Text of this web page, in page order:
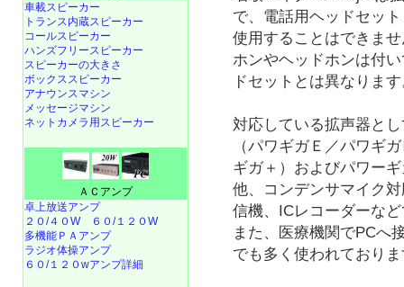
で、電話用ヘッドセッ
使用することはできま
ホンやヘッドホンは付
ドセットとは異なりま
対応している拡声器と
（パワギガＥ／パワギ
ギガ＋）およびパワー
他、コンデンサマイク
信機、ICレコーダーな
また、医療機関でPCへ
でも多く使われており
車載スピーカー
トランス内蔵スピーカー
コールスピーカー
ハンズフリースピーカー
スピーカーの大きさ
ボックススピーカー
アナウンスマシン
メッセージマシン
ネットカメラ用スピーカー
ＡＣアンプ
卓上放送アンプ
２０/４０W
６０/１２０W
多機能ＰＡアンプ
ラジオ体操アンプ
６０/１２０wアンプ詳細